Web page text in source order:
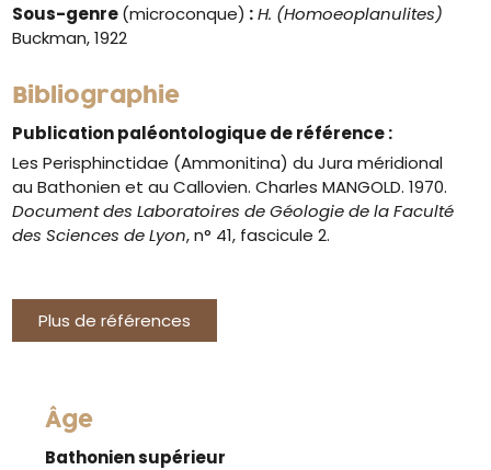
Sous-genre(microconque) :H. (Homoeoplanulites)
Buckman, 1922
Bibliographie
Publication paléontologique de référence :
Les Perisphinctidae (Ammonitina) du Jura méridional
au Bathonien et au Callovien. Charles MANGOLD. 1970.
Document des Laboratoires de Géologie de la Faculté
des Sciences de Lyon, n° 41, fascicule 2.
Plus de références
Âge
Bathonien supérieur